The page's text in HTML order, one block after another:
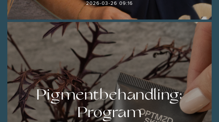
2026-03-26 09:16
Pigmentbehandling:
Program